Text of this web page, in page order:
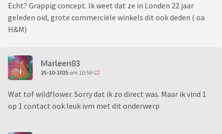
Echt? Grappig concept. Ik weet dat ze in Londen 22 jaar
geleden oid, grote commerciële winkels dit ook deden ( oa
H&M)
Marleen83
25-10-2025 om 10:56
Wat tof wildflower. Sorry dat ik zo direct was. Maar ik vind 1
op 1 contact ook leuk ivm met dit onderwerp